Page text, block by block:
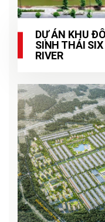
DỰ ÁN KHU
SINH THÁI
RIVER